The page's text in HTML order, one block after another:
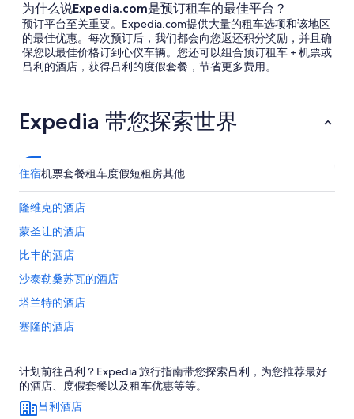
为什么说Expedia.com是预订租车的最佳平台？
预订平台至关重要。Expedia.com提供大量的租车选项和该地区
的最佳优惠。每次预订后，我们都会向您返还积分奖励，并且确
保您以最佳价格订到心仪车辆。您还可以组合预订租车 + 机票或
吕利的酒店，获得吕利的度假套餐，节省更多费用。
Expedia 带您探索世界
住宿机票套餐租车度假短租房其他
隆维克的酒店
蒙圣让的酒店
比丰的酒店
沙泰勒桑苏瓦的酒店
塔兰特的酒店
塞隆的酒店
蒙特伯德的酒店
普里塞的酒店
计划前往吕利？Expedia 旅行指南带您探索吕利，为您推荐最好
的酒店、度假套餐以及租车优惠等等。
吕利酒店